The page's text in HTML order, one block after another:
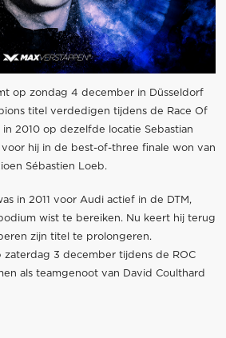
op zondag 4 december in Düsseldorf
titel verdedigen tijdens de Race Of
in 2010 op dezelfde locatie Sebastian
hij in de best-of-three finale won van
Sébastien Loeb.
in 2011 voor Audi actief in de DTM,
wist te bereiken. Nu keert hij terug
zijn titel te prolongeren.
3 december tijdens de ROC
als teamgenoot van David Coulthard